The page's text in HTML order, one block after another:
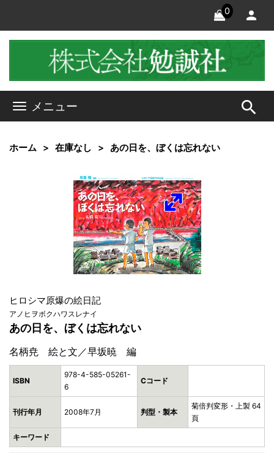
0
メニュー search
ホーム 在庫なし あの日を、ぼくは忘れない
ヒロシマ原爆の絵日記
アノヒヲボクハワスレナイ
あの日を、ぼくは忘れない
名柄尭 絵と文／早坂暁 編
ISBN
978-4-585-05261-
6
Cコード
刊行年月 2008年7月 判型・製本
菊倍判変形・上製 64
頁
キーワード